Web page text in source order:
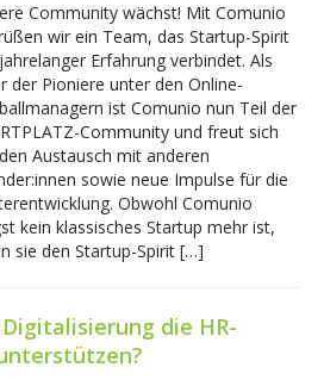
Community wächst! Mit Comunio
wir ein Team, das Startup-Spirit
Erfahrung verbindet. Als
der Pioniere unter den Online-
ist Comunio nun Teil der
Community und freut sich
Austausch mit anderen
sowie neue Impulse für die
Obwohl Comunio
kein klassisches Startup mehr ist,
sie den Startup-Spirit […]
die HR-